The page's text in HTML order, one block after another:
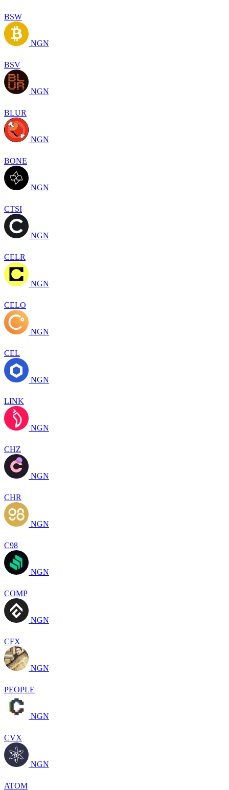
BSW
NGN
BSV
NGN
BLUR
NGN
BONE
NGN
CTSI
NGN
CELR
NGN
CELO
NGN
CEL
NGN
LINK
NGN
CHZ
NGN
CHR
NGN
C98
NGN
COMP
NGN
CFX
NGN
PEOPLE
NGN
CVX
NGN
ATOM